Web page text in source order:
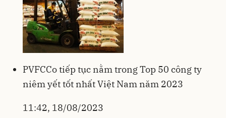
PVFCCo tiếp tục nằm trong Top 50 công ty
niêm yết tốt nhất Việt Nam năm 2023
11:42, 18/08/2023